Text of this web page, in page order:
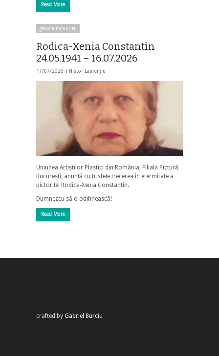
Read More
galaxia nemuririi
Rodica-Xenia Constantin
24.05.1941 – 16.07.2026
17/07/2026 | Nistor Laurențiu
Uniunea Artiștilor Plastici din România, Filiala Pictură
București, anunță cu tristețe trecerea în etermitate a
pictoriței Rodica-Xenia Constantin.
Dumnezeu să o odihnească!
Read More
crafted by Gabriel Burciu